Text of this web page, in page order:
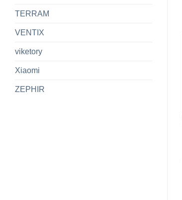
TERRAM
VENTIX
viketory
Xiaomi
ZEPHIR